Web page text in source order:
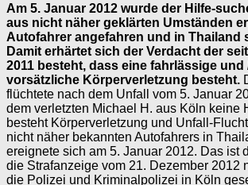
Am 5. Januar 2012 wurde der Hilfe-
aus nicht näher geklärten Umständen
Autofahrer angefahren und in Thailand
Damit erhärtet sich der Verdacht der
2011 besteht, dass eine fahrlässige und
vorsätzliche Körperverletzung besteht.
flüchtete nach dem Unfall vom 5. Januar
dem verletzten Michael H. aus Köln keine
besteht Körperverletzung und Unfall-
nicht näher bekannten Autofahrers in
ereignete sich am 5. Januar 2012. Das ist
die Strafanzeige vom 21. Dezember 2012
die Polizei und Kriminalpolizei in Köln